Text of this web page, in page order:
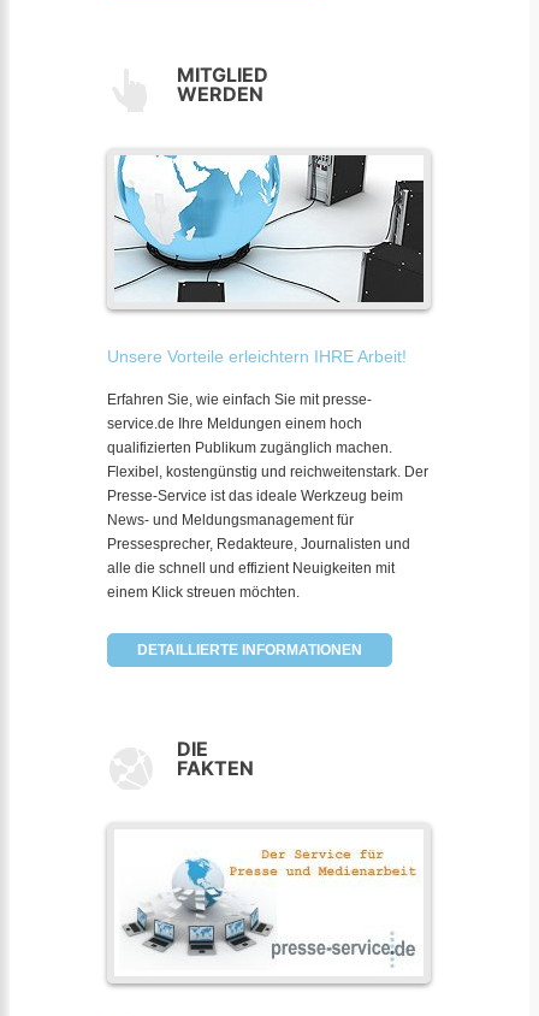
MITGLIED
WERDEN
Unsere Vorteile erleichtern IHRE Arbeit!
Erfahren Sie, wie einfach Sie mit presse-
service.de Ihre Meldungen einem hoch
qualifizierten Publikum zugänglich machen.
Flexibel, kostengünstig und reichweitenstark. Der
Presse-Service ist das ideale Werkzeug beim
News- und Meldungsmanagement für
Pressesprecher, Redakteure, Journalisten und
alle die schnell und effizient Neuigkeiten mit
einem Klick streuen möchten.
DETAILLIERTE INFORMATIONEN
DIE
FAKTEN